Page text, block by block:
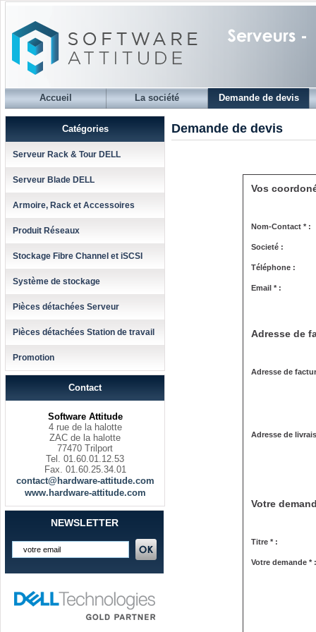
Accueil La société Demande de devis
Catégories
Serveur Rack & Tour DELL
Serveur Blade DELL
Armoire, Rack et Accessoires
Produit Réseaux
Stockage Fibre Channel et iSCSI
Système de stockage
Pièces détachées Serveur
Pièces détachées Station de travail
Promotion
Contact
Software Attitude
4 rue de la halotte
ZAC de la halotte
77470 Trilport
Tel. 01.60.01.12.53
Fax. 01.60.25.34.01
contact@hardware-attitude.com
www.hardware-attitude.com
NEWSLETTER
Demande de devis
Vos
Nom-Contact * :
Societé :
Téléphone :
Email * :
Adresse de
Adresse de
Adresse de
Votre
Titre * :
Votre demande * :